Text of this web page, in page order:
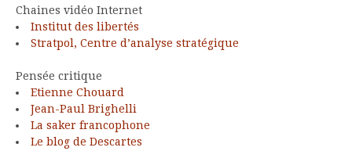
Chaines vidéo Internet
Institut des libertés
Stratpol, Centre d’analyse stratégique
Pensée critique
Etienne Chouard
Jean-Paul Brighelli
La saker francophone
Le blog de Descartes